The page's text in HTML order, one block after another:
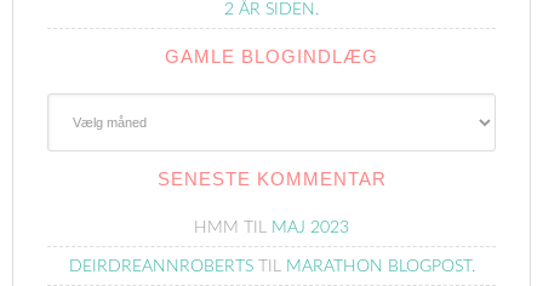
2 ÅR SIDEN.
GAMLE BLOGINDLÆG
SENESTE KOMMENTAR
HMM TIL MAJ 2023
DEIRDREANNROBERTSTIL MARATHON BLOGPOST.